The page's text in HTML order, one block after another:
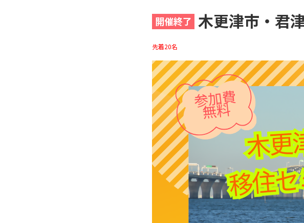
開催終了 木更津市・君
先着20名